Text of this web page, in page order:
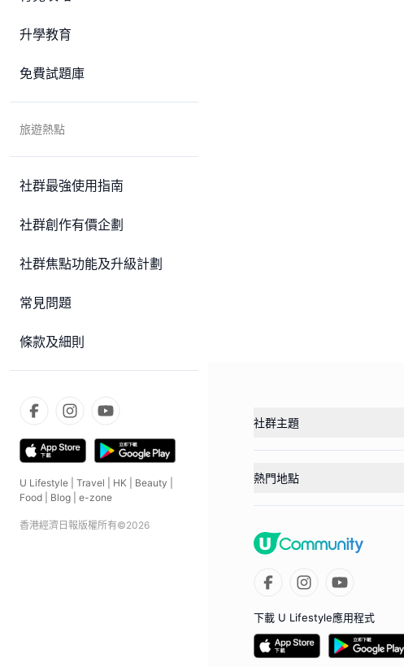
升學教育
免費試題庫
旅遊熱點
社群最強使用指南
社群創作有價企劃
社群焦點功能及升級計劃
常見問題
條款及細則
U Lifestyle Travel HK Beauty
Food
Blog e-zone
香港經濟日報版權所有©2026
社群主題
熱門地點
下載 U Lifestyle應用程式